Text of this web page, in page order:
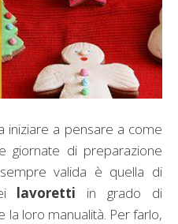
iniziare a pensare a come
giornate di preparazione
valida è quella di
lavoretti in grado di
la loro manualità. Per farlo,